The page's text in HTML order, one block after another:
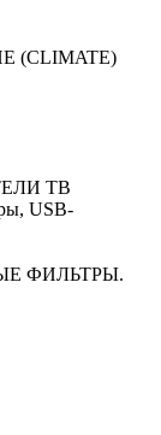
ТВ
USB-
ФИЛЬТРЫ.